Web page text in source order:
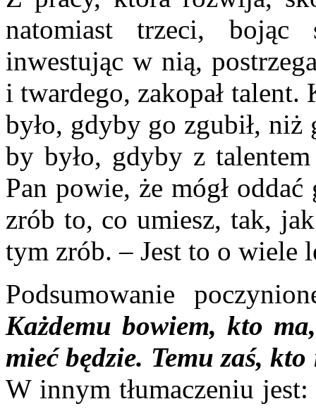
natomiast trzeci, bojąc
inwestując w nią,
i twardego, zakopał talent.
było, gdyby go zgubił, niż
by było, gdyby z
Pan powie, że mógł
zrób to, co umiesz, tak,
tym zrób. – Jest to o wiele
Podsumowanie
Każdemu bowiem, kto
mieć będzie. Temu zaś,
W innym tłumaczeniu jest: